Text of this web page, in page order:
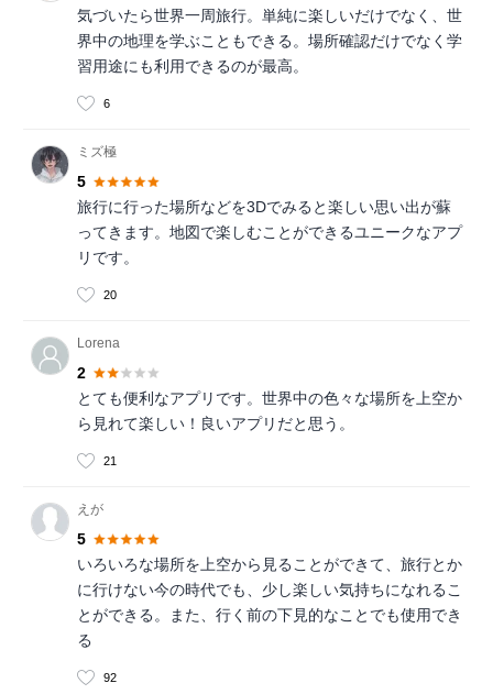
気づいたら世界一周旅行。単純に楽しいだけでなく、世
界中の地理を学ぶこともできる。場所確認だけでなく学
習用途にも利用できるのが最高。
6
ミズ極
5
旅行に行った場所などを3Dでみると楽しい思い出が蘇
ってきます。地図で楽しむことができるユニークなアプ
リです。
20
Lorena
2
とても便利なアプリです。世界中の色々な場所を上空か
ら見れて楽しい！良いアプリだと思う。
21
えが
5
いろいろな場所を上空から見ることができて、旅行とか
に行けない今の時代でも、少し楽しい気持ちになれるこ
とができる。また、行く前の下見的なことでも使用でき
る
92